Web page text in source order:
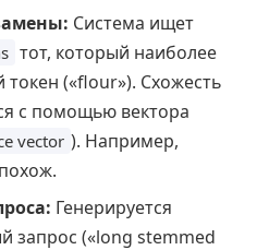
Система ищет
тот, который наиболее
(«flour»). Схожесть
с помощью вектора
vector ). Например,
Генерируется
запрос («long stemmed